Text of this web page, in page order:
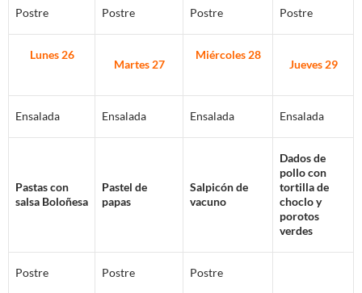
Postre Postre Postre Postre
Lunes 26
Martes 27
Miércoles 28
Jueves 29
Ensalada Ensalada Ensalada Ensalada
Pastas con
salsa Boloñesa
Pastel de
papas
Salpicón de
vacuno
Dados de
pollo con
tortilla de
choclo y
porotos
verdes
Postre Postre Postre